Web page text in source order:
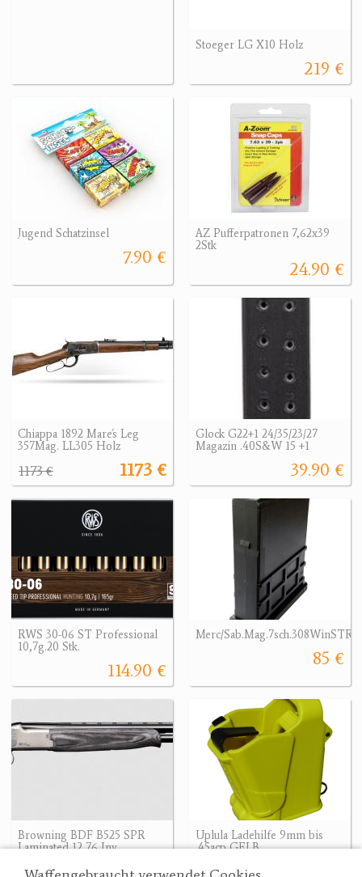
Stoeger LG X10 Holz
219 €
Jugend Schatzinsel
7.90 €
AZ Pufferpatronen 7,62x39
2Stk
24.90 €
Chiappa 1892 Mare´s Leg
357Mag. LL305 Holz
1173 €
1173 €
Glock G22+1 24/35/23/27
Magazin .40S&W 15 +1
39.90 €
RWS 30-06 ST Professional
10,7g.20 Stk.
114.90 €
Merc/Sab.Mag.7sch.308WinSTR/
85 €
Browning BDF B525 SPR
Laminated 12 76 Inv.
3290 €
Uplula Ladehilfe 9mm bis
.45acp GELB